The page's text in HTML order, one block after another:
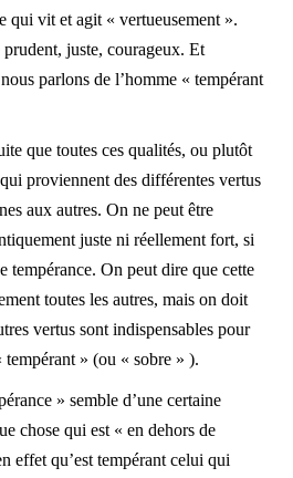
qui vit et agit « vertueusement ».
juste, courageux. Et
parlons de l’homme « tempérant
que toutes ces qualités, ou plutôt
proviennent des différentes vertus
aux autres. On ne peut être
juste ni réellement fort, si
tempérance. On peut dire que cette
toutes les autres, mais on doit
vertus sont indispensables pour
tempérant » (ou « sobre » ).
» semble d’une certaine
chose qui est « en dehors de
effet qu’est tempérant celui qui